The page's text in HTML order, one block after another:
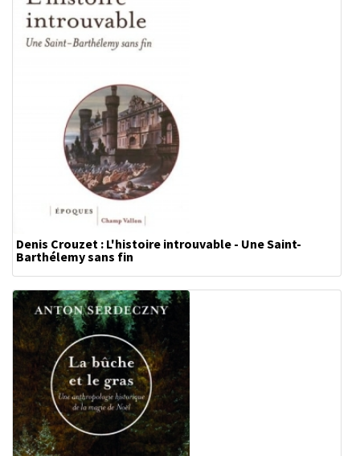
Denis Crouzet : L'histoire introuvable - Une Saint-
Barthélemy sans fin